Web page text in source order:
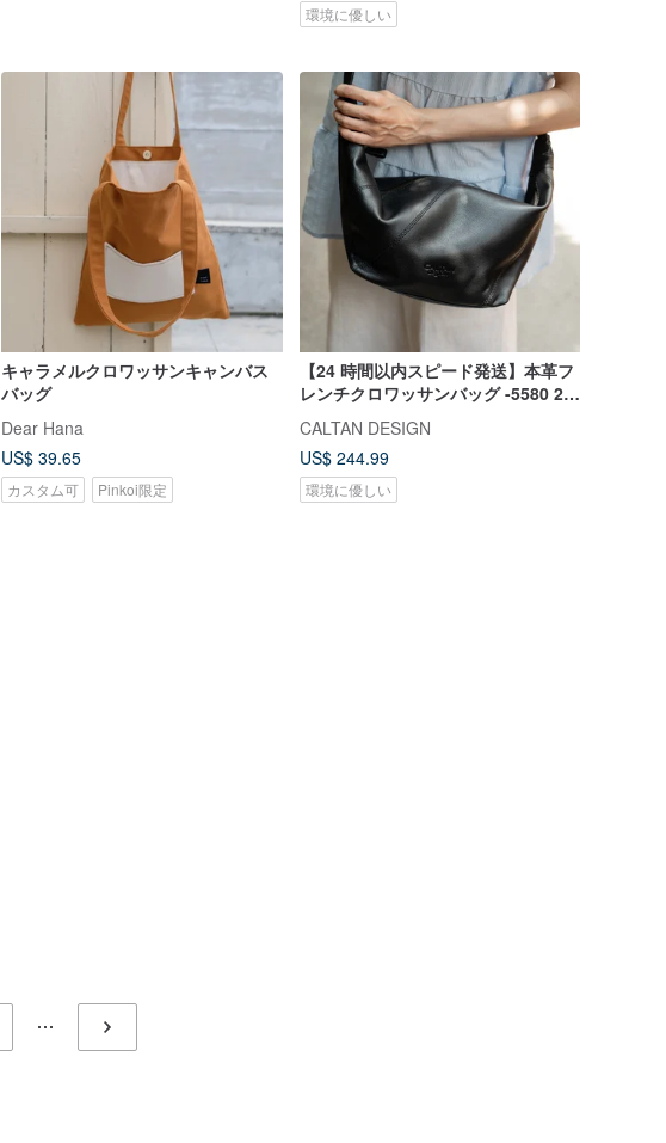
環境に優しい
キャラメルクロワッサンキャンバス
バッグ
Dear Hana
US$ 39.65
カスタム可 Pinkoi限定
【24 時間以内スピード発送】本革フ
レンチクロワッサンバッグ -5580 2
色
CALTAN DESIGN
US$ 244.99
環境に優しい